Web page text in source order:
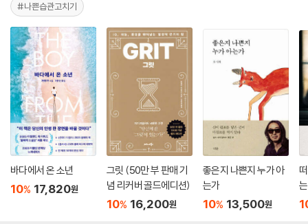
#나쁜습관고치기
바다에서 온 소년
10% 17,820원
그릿 (50만 부 판매 기
념 리커버 골드에디션)
10% 16,200원
좋은지 나쁜지 누가 아
는가
10% 13,500원